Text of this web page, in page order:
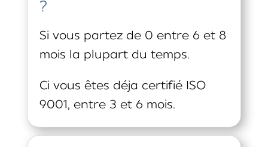
?
Si vous partez de 0 entre 6 et 8
mois la plupart du temps.
Ci vous êtes déja certifié ISO
9001, entre 3 et 6 mois.